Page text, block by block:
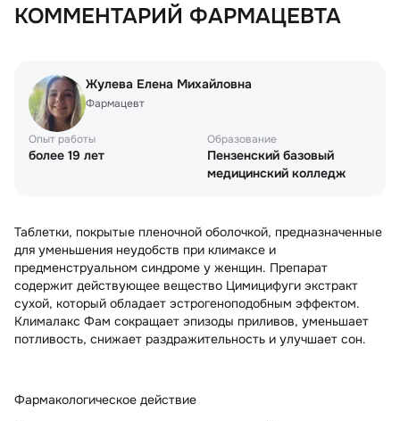
КОММЕНТАРИЙ ФАРМАЦЕВТА
Жулева Елена Михайловна
Фармацевт
Опыт работы
более 19 лет
Образование
Пензенский базовый
медицинский колледж
Таблетки, покрытые пленочной оболочкой, предназначенные
для уменьшения неудобств при климаксе и
предменструальном синдроме у женщин. Препарат
содержит действующее вещество Цимицифуги экстракт
сухой, который обладает эстрогеноподобным эффектом.
Клималакс Фам сокращает эпизоды приливов, уменьшает
потливость, снижает раздражительность и улучшает сон.
Фармакологическое действие